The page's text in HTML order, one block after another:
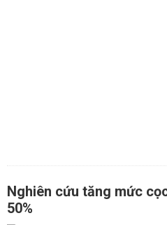
Nghiên cứu tăng mức
50%